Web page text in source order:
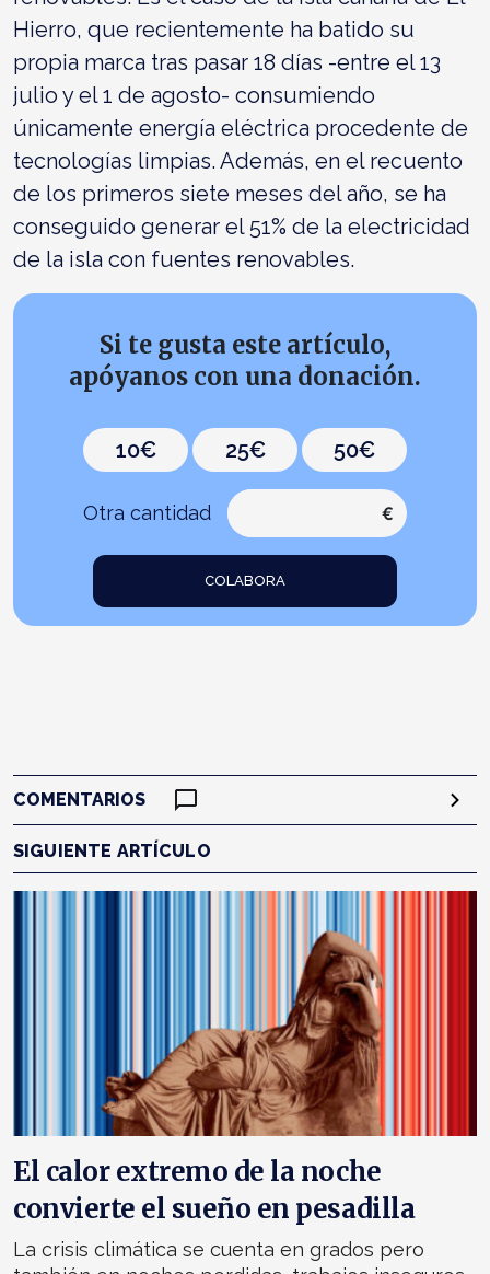
Hierro, que recientemente ha batido su
propia marca tras pasar 18 días -entre el 13
julio y el 1 de agosto- consumiendo
únicamente energía eléctrica procedente de
tecnologías limpias. Además, en el recuento
de los primeros siete meses del año, se ha
conseguido generar el 51% de la electricidad
de la isla con fuentes renovables.
Si te gusta este artículo,
apóyanos con una donación.
10€ 25€ 50€
Otra cantidad €
COLABORA
COMENTARIOS
SIGUIENTE ARTÍCULO
El calor extremo de la noche
convierte el sueño en pesadilla
La crisis climática se cuenta en grados pero